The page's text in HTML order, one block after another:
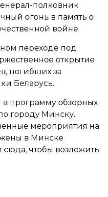
полковник
огонь в память о
войне.
переходе под
открытие
погибших за
Беларусь.
программу обзорных
городу Минску.
мероприятия на
в Минске
чтобы возложить